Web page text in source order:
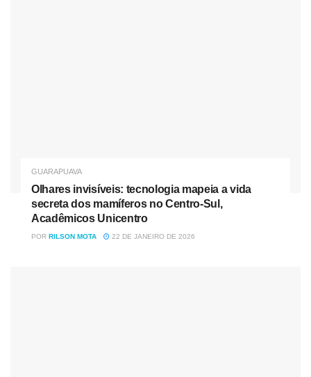
GUARAPUAVA
Olhares invisíveis: tecnologia mapeia a vida
secreta dos mamíferos no Centro-Sul,
Acadêmicos Unicentro
POR RILSON MOTA 22 DE JANEIRO DE 2026